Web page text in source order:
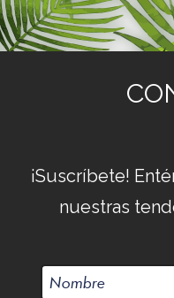
¡Suscríbete!
nuestras